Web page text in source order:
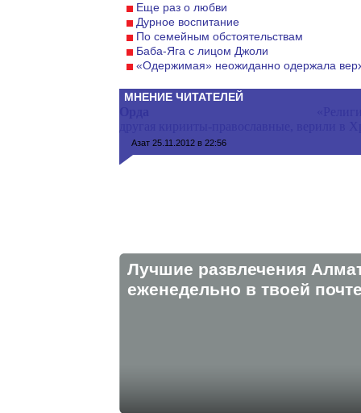
Еще раз о любви
Дурное воспитание
По семейным обстоятельствам
Баба-Яга с лицом Джоли
«Одержимая» неожиданно одержала
МНЕНИЕ ЧИТАТЕЛЕЙ
Азат 25.11.2012 в 22:56
Лучшие развлечения
eженедельно в твоей